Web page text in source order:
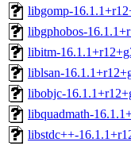
libgomp-
libgphobos-
libitm-
liblsan-
libobjc-
libquadmath-
libstdc++-